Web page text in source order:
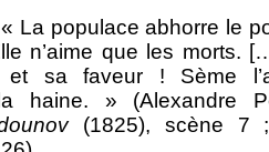
La populace abhorre le
n’aime que les morts.
et sa faveur ! Sème
haine. » (Alexandre
(1825), scène 7 ;